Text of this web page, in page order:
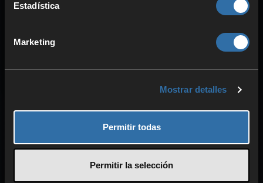
Permitir todas
Permitir la selección